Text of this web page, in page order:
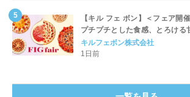
【キル フェ ボン】＜フェア開
プチプチとした食感、とろける
をたっぷりと。新作を含め、イ
登場8月20日（木）スタート
キルフェボン株式会社
1日前